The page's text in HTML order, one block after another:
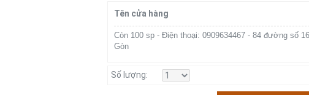
Tên cửa hàng
Còn 100 sp - Điện thoại: 0909634467 - 84 đường số
Gòn
Số lượng: